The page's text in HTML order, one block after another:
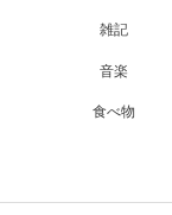
雑記
音楽
食べ物